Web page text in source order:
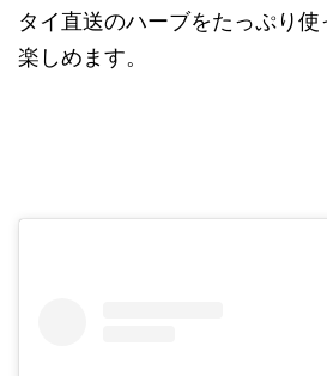
タイ直送のハーブをたっぷり
楽しめます。